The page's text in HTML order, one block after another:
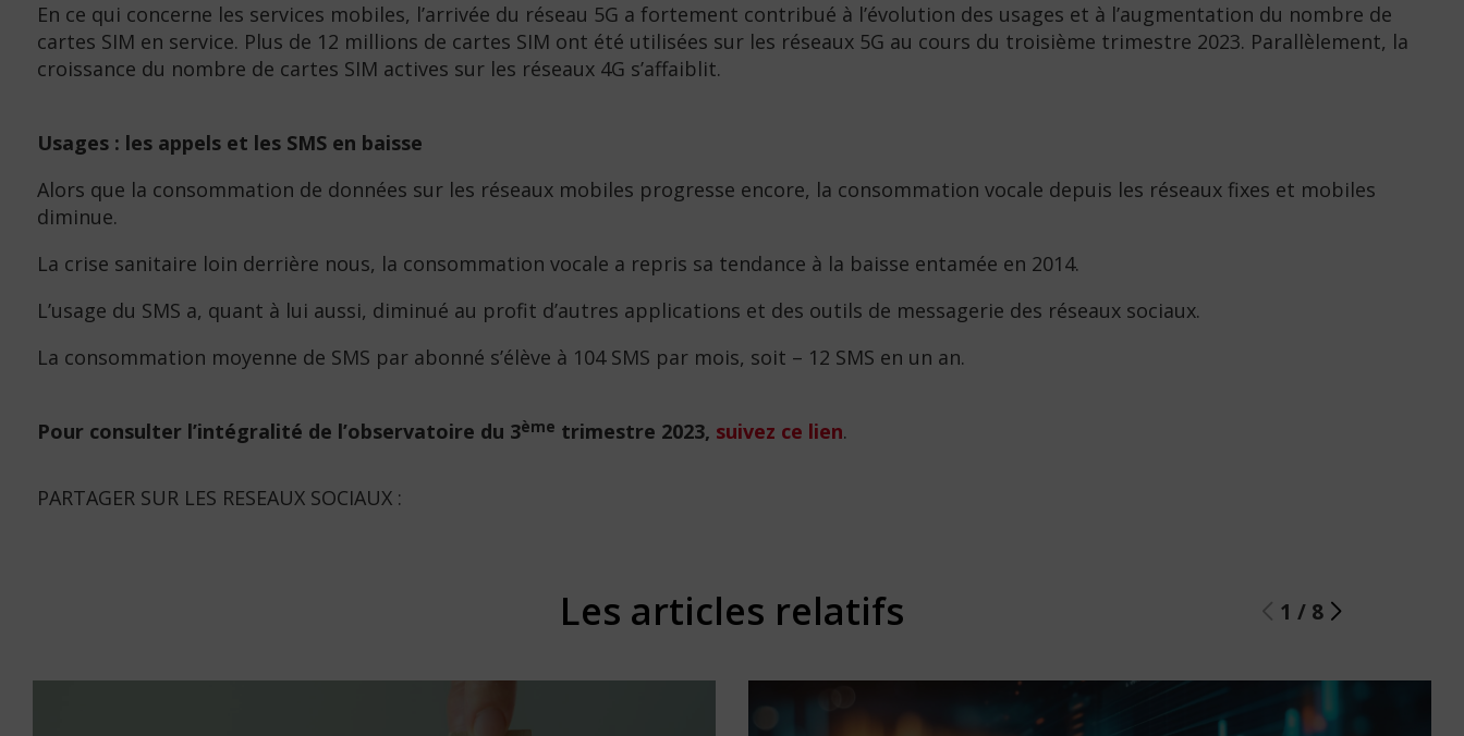
En ce qui concerne les services mobiles, l’arrivée du réseau 5G a fortement contribué à l’évolution des usages et à l’augmentation du nombre de
cartes SIM en service. Plus de 12 millions de cartes SIM ont été utilisées sur les réseaux 5G au cours du troisième trimestre 2023. Parallèlement, la
croissance du nombre de cartes SIM actives sur les réseaux 4G s’affaiblit.
Usages : les appels et les SMS en baisse
Alors que la consommation de données sur les réseaux mobiles progresse encore, la consommation vocale depuis les réseaux fixes et mobiles
diminue.
La crise sanitaire loin derrière nous, la consommation vocale a repris sa tendance à la baisse entamée en 2014.
L’usage du SMS a, quant à lui aussi, diminué au profit d’autres applications et des outils de messagerie des réseaux sociaux.
La consommation moyenne de SMS par abonné s’élève à 104 SMS par mois, soit – 12 SMS en un an.
Pour consulter l’intégralité de l’observatoire du 3ème trimestre 2023, suivez ce lien.
PARTAGER SUR LES RESEAUX SOCIAUX :
Les articles relatifs 1 / 8